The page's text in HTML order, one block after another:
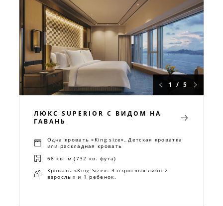
1 / 5
ЛЮКС SUPERIOR С ВИДОМ НА
ГАВАНЬ
Одна кровать «King size», Детская кроватка
или раскладная кровать
68 кв. м (732 кв. фута)
Кровать «King Size»: 3 взрослых либо 2
взрослых и 1 ребенок.